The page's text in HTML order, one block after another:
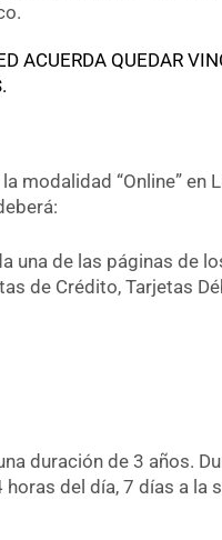
ACUERDA QUEDAR
modalidad “Online” en
una de las páginas de
de Crédito, Tarjetas
duración de 3 años.
del día, 7 días a la